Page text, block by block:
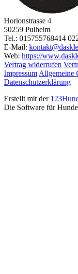
Horionstrasse 4
50259 Pulheim
Tel.: 015755768414
E-Mail:
Web: https://
Vertrag widerrufen
Impressum Allgemeine
Datenschutzerklärung
Erstellt mit der
Die Software für